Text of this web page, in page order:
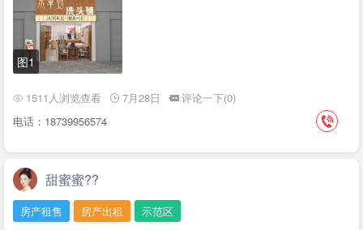
图1
1511人浏览查看 7月28日
评论一下(0)
电话：18739956574
甜蜜蜜??
房产租售 房产出租 示范区